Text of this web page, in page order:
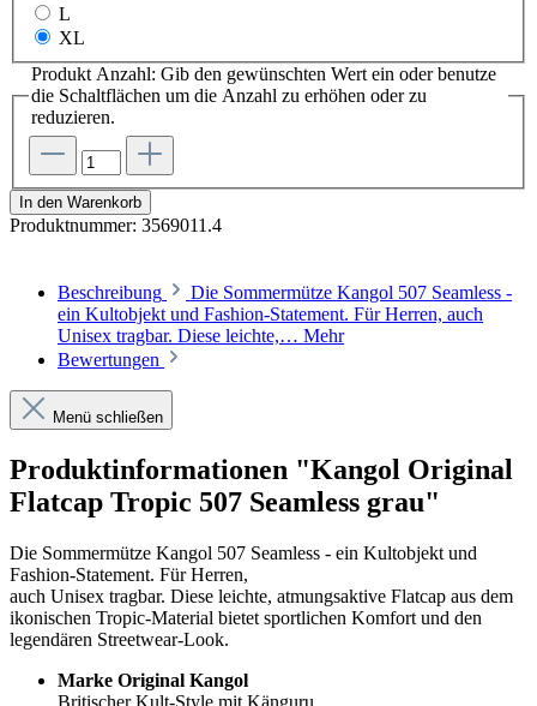
L
XL
Produkt Anzahl: Gib den gewünschten Wert ein oder benutze
die Schaltflächen um die Anzahl zu erhöhen oder zu
reduzieren.
In den Warenkorb
Produktnummer: 3569011.4
Beschreibung
Die Sommermütze Kangol 507 Seamless -
ein Kultobjekt und Fashion-Statement. Für Herren, auch
Unisex tragbar. Diese leichte,… Mehr
Bewertungen
Menü schließen
Produktinformationen "Kangol Original
Flatcap Tropic 507 Seamless grau"
Die Sommermütze Kangol 507 Seamless - ein Kultobjekt und
Fashion-Statement. Für Herren,
auch Unisex tragbar. Diese leichte, atmungsaktive Flatcap aus dem
ikonischen Tropic-Material bietet sportlichen Komfort und den
legendären Streetwear-Look.
Marke Original Kangol
Britischer Kult-Style mit Känguru